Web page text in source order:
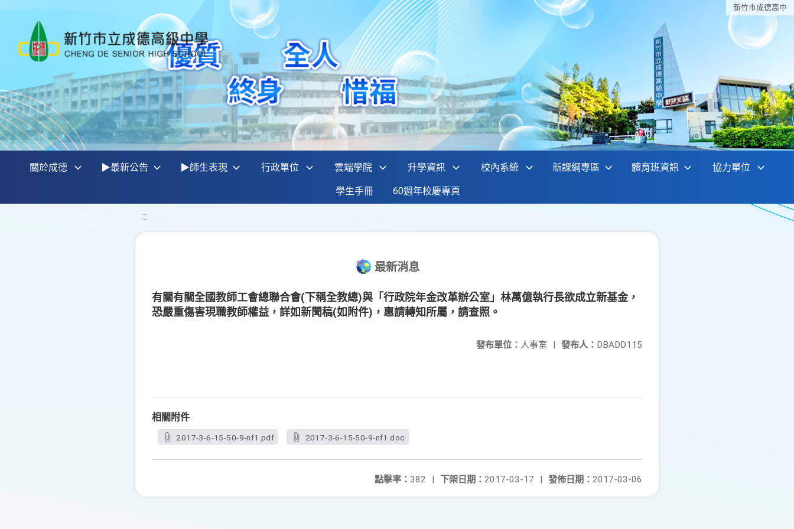
新竹巿成德高中
關於成德 ▶最新公告 ▶師生表現 行政單位 雲端學院 升學資訊 校內系統 新課綱專區 體育班資訊 協力單位
學生手冊 60週年校慶專頁
:::
最新消息
有關有關全國教師工會總聯合會(下稱全教總)與「行政院年金改革辦公室」林萬億執行長欲成立新基金，
恐嚴重傷害現職教師權益，詳如新聞稿(如附件)，惠請轉知所屬，請查照。
發布人： DBADD115
發布單位： 人事室 |
相關附件
2017-3-6-15-50-9-nf1.pdf 2017-3-6-15-50-9-nf1.doc
發佈日期： 2017-03-06
下架日期： 2017-03-17 |
點擊率： 382 |